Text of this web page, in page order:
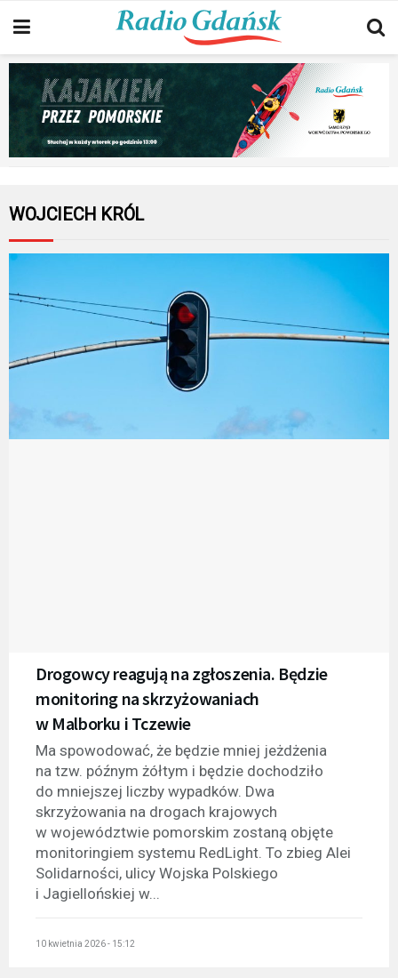
WOJCIECH KRÓL
Drogowcy reagują na zgłoszenia. Będzie
monitoring na skrzyżowaniach
w Malborku i Tczewie
Ma spowodować, że będzie mniej jeżdżenia
na tzw. późnym żółtym i będzie dochodziło
do mniejszej liczby wypadków. Dwa
skrzyżowania na drogach krajowych
w województwie pomorskim zostaną objęte
monitoringiem systemu RedLight. To zbieg Alei
Solidarności, ulicy Wojska Polskiego
i Jagiellońskiej w...
10 kwietnia 2026 - 15:12